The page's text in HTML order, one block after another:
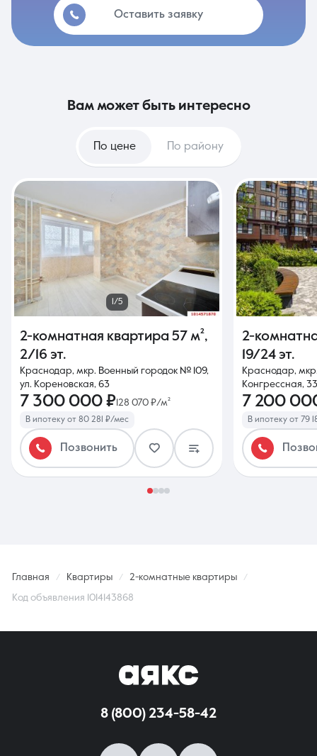
Оставить заявку
вам может быть интересно
По цене По району
1/5
2-комнатная квартира 57 м²,
2/16 эт.
Краснодар, мкр. Военный городок № 109,
ул. Кореновская, 63
7 300 000 ₽ 128 070 ₽/м²
В ипотеку от 80 281 ₽/мес
Позвонить
2-
19/24 эт.
Краснодар,
Конгрессная, 33
7 200
В ипотеку от 79
Главная Квартиры 2-комнатные квартиры
Код объявления 1014143868
8 (800) 234-58-42